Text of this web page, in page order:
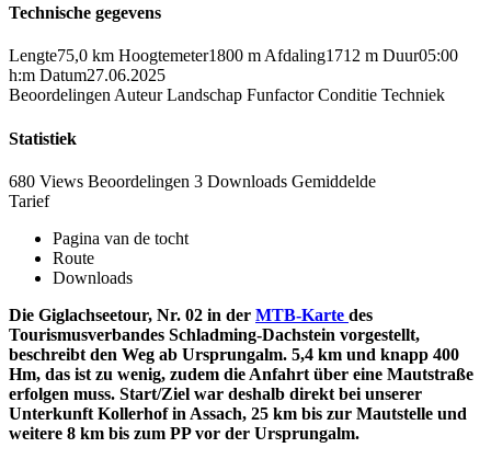
Technische gegevens
Lengte75,0 km Hoogtemeter1800 m Afdaling1712 m Duur05:00
h:m Datum27.06.2025
Beoordelingen Auteur Landschap Funfactor Conditie Techniek
Statistiek
680 Views Beoordelingen 3 Downloads Gemiddelde
Tarief
Pagina van de tocht
Route
Downloads
Die Giglachseetour, Nr. 02 in der MTB-Karte des
Tourismusverbandes Schladming-Dachstein vorgestellt,
beschreibt den Weg ab Ursprungalm. 5,4 km und knapp 400
Hm, das ist zu wenig, zudem die Anfahrt über eine Mautstraße
erfolgen muss. Start/Ziel war deshalb direkt bei unserer
Unterkunft Kollerhof in Assach, 25 km bis zur Mautstelle und
weitere 8 km bis zum PP vor der Ursprungalm.